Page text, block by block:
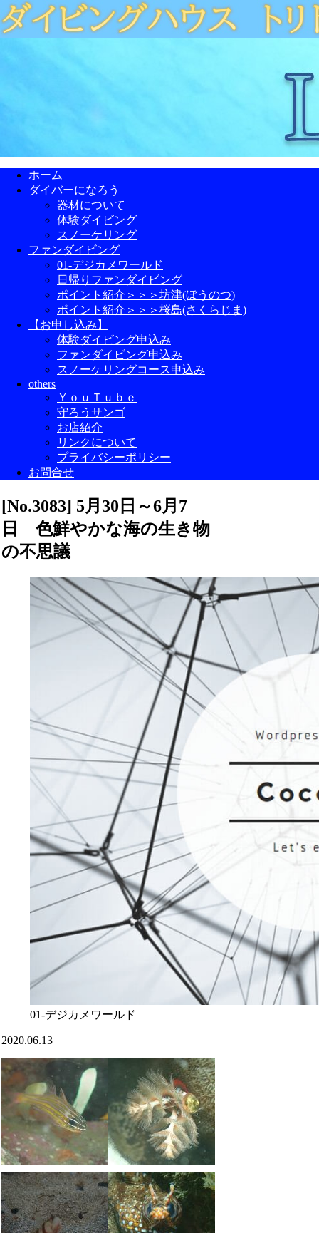
ホーム
ダイバーになろう
器材について
体験ダイビング
スノーケリング
ファンダイビング
01-デジカメワールド
日帰りファンダイビング
ポイント紹介＞＞＞坊津(ぼうのつ)
ポイント紹介＞＞＞桜島(さくらじま)
【お申し込み】
体験ダイビング申込み
ファンダイビング申込み
スノーケリングコース申込み
others
ＹｏｕＴｕｂｅ
守ろうサンゴ
お店紹介
リンクについて
プライバシーポリシー
お問合せ
[No.3083] 5月30日～6月7
日 色鮮やかな海の生き物
の不思議
01-デジカメワールド
2020.06.13